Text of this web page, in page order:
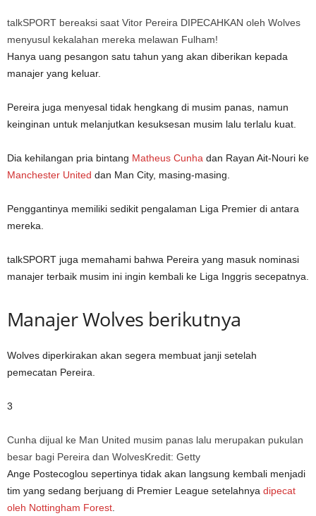
talkSPORT bereaksi saat Vitor Pereira DIPECAHKAN oleh Wolves
menyusul kekalahan mereka melawan Fulham!
Hanya uang pesangon satu tahun yang akan diberikan kepada
manajer yang keluar.
Pereira juga menyesal tidak hengkang di musim panas, namun
keinginan untuk melanjutkan kesuksesan musim lalu terlalu kuat.
Dia kehilangan pria bintang Matheus Cunha dan Rayan Ait-Nouri ke
Manchester United dan Man City, masing-masing.
Penggantinya memiliki sedikit pengalaman Liga Premier di antara
mereka.
talkSPORT juga memahami bahwa Pereira yang masuk nominasi
manajer terbaik musim ini ingin kembali ke Liga Inggris secepatnya.
Manajer Wolves berikutnya
Wolves diperkirakan akan segera membuat janji setelah
pemecatan Pereira.
3
Cunha dijual ke Man United musim panas lalu merupakan pukulan
besar bagi Pereira dan WolvesKredit: Getty
Ange Postecoglou sepertinya tidak akan langsung kembali menjadi
tim yang sedang berjuang di Premier League setelahnya dipecat
oleh Nottingham Forest